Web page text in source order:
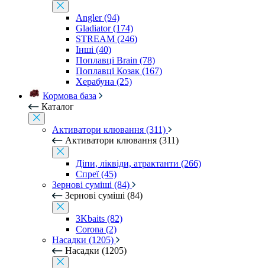
Angler (94)
Gladiator (174)
STREAM (246)
Інші (40)
Поплавці Brain (78)
Поплавці Козак (167)
Херабуна (25)
Кормова база
Каталог
Активатори клювання (311)
Активатори клювання (311)
Діпи, ліквіди, атрактанти (266)
Спреї (45)
Зернові суміші (84)
Зернові суміші (84)
3Kbaits (82)
Corona (2)
Насадки (1205)
Насадки (1205)